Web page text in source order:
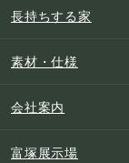
長持ちする家
素材・仕様
会社案内
富塚展示場